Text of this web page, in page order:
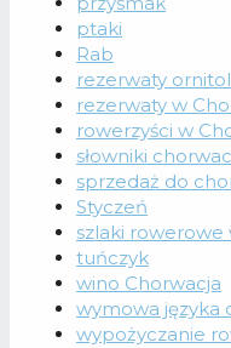
ptaki
Rab
rezerwaty
rezerwaty w
rowerzyści w
słowniki
sprzedaż do
Styczeń
szlaki rowerowe
tuńczyk
wino Chorwacja
wymowa języka
wypożyczanie